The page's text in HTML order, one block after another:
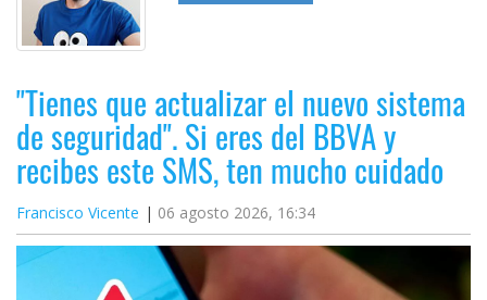
"Tienes que actualizar el nuevo sistema
de seguridad". Si eres del BBVA y
recibes este SMS, ten mucho cuidado
Francisco Vicente 06 agosto 2026, 16:34